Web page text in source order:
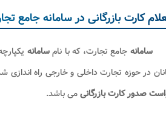
کارت بازرگانی در سامانه جامع
سامانهجامع تجارت، که با نامسامانه
در حوزه تجارت داخلی و خارجی راه
صدور کارت بازرگانیمی باشد.